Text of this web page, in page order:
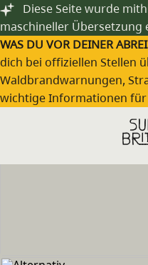
Zum Hauptinhalt springen
Diese Seite wurde
maschineller Übersetzung
WAS DU VOR DEINER
dich bei offiziellen Stellen
Waldbrandwarnungen,
wichtige Informationen für